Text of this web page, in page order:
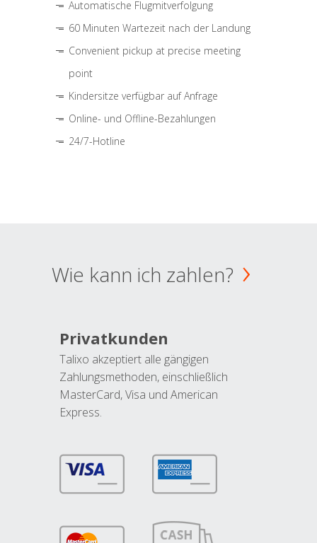
Automatische Flugmitverfolgung
60 Minuten Wartezeit nach der Landung
Convenient pickup at precise meeting
point
Kindersitze verfügbar auf Anfrage
Online- und Offline-Bezahlungen
24/7-Hotline
Wie kann ich zahlen?
Privatkunden
Talixo akzeptiert alle gängigen
Zahlungsmethoden, einschließlich
MasterCard, Visa und American
Express.